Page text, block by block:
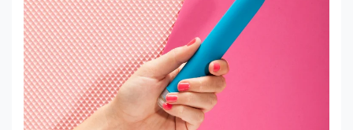
Сегодня мы рассмотрим, почему эхолоты
Lowrance https://lodka5.com.ua/eholoty/eholoty-
lowrance/ заслуживают вашего внимания и
выделяются среди других. Высокое качество
изображения Эхолоты Lowrance […]